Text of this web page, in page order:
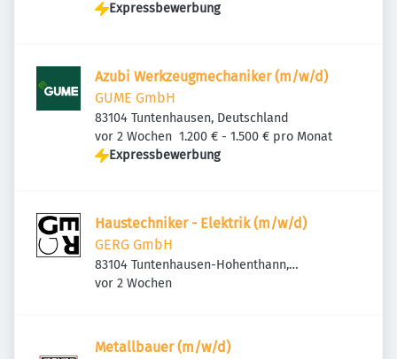
Expressbewerbung
Azubi Werkzeugmechaniker (m/w/d)
GUME GmbH
83104 Tuntenhausen, Deutschland
Veröffentlicht
vor 2 Wochen 1.200 € - 1.500 € pro Monat
Expressbewerbung
Haustechniker - Elektrik (m/w/d)
GERG GmbH
83104 Tuntenhausen-Hohenthann,
Deutschland
Veröffentlicht
vor 2 Wochen
Metallbauer (m/w/d)